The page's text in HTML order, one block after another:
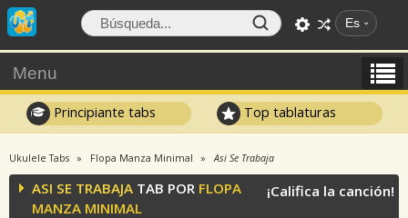
Es
Menu
Principiante tabs Top tablaturas
Ukulele Tabs Flopa Manza Minimal Asi Se Trabaja
ASI SE TRABAJA TAB POR FLOPA
MANZA MINIMAL
¡Califica la canción!